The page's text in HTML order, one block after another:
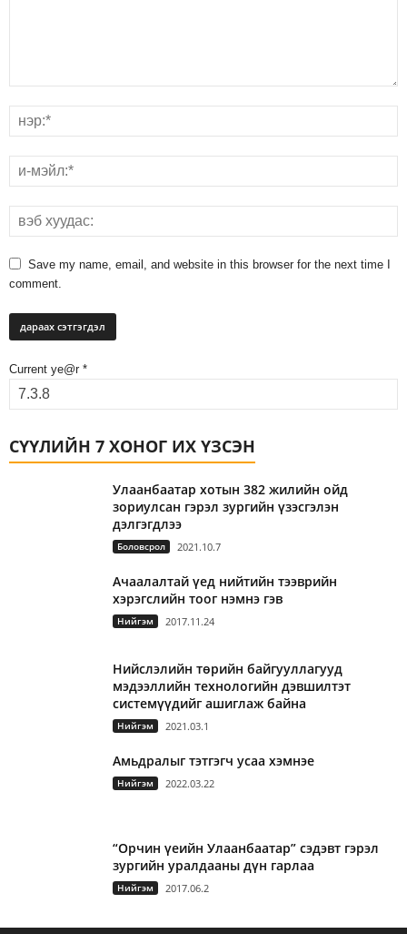
Save my name, email, and website in this browser for the next time I
comment.
Current ye@r *
СҮҮЛИЙН 7 ХОНОГ ИХ ҮЗСЭН
Улаанбаатар хотын 382 жилийн ойд
зориулсан гэрэл зургийн үзэсгэлэн
дэлгэгдлээ
Боловсрол 2021.10.7
Ачаалалтай үед нийтийн тээврийн
хэрэгслийн тоог нэмнэ гэв
Нийгэм 2017.11.24
Нийслэлийн төрийн байгууллагууд
мэдээллийн технологийн дэвшилтэт
системүүдийг ашиглаж байна
Нийгэм 2021.03.1
Амьдралыг тэтгэгч усаа хэмнэе
Нийгэм 2022.03.22
“Орчин үеийн Улаанбаатар” сэдэвт гэрэл
зургийн уралдааны дүн гарлаа
Нийгэм 2017.06.2